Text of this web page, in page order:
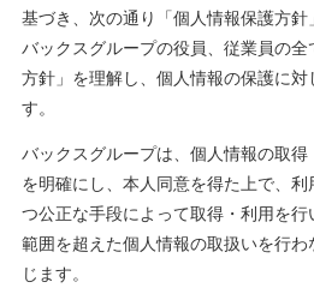
基づき、次の通り「個人情報保護方針
バックスグループの役員、従業員の
方針」を理解し、個人情報の保護に対
す。
バックスグループは、個人情報の取
を明確にし、本人同意を得た上で、
つ公正な手段によって取得・利用を
範囲を超えた個人情報の取扱いを行
じます。